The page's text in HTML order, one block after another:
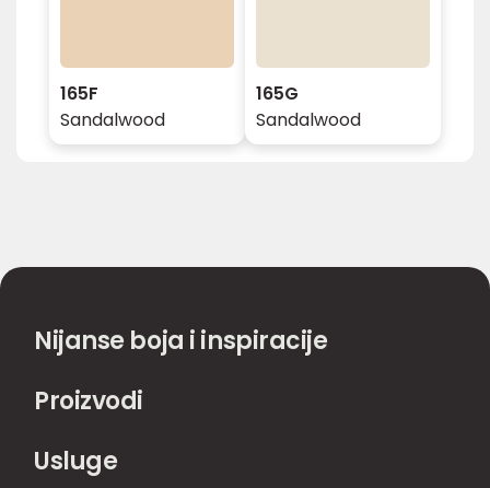
165F
Sandalwood
165G
Sandalwood
Nijanse boja i inspiracije
Proizvodi
Usluge